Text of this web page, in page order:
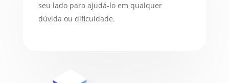
seu lado para ajudá-lo em qualquer
dúvida ou dificuldade.